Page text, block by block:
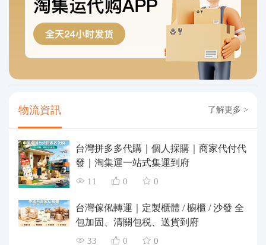
物流資訊 了解更多 >
台灣拼多多代購｜個人採購｜商家代付代
發｜淘集運一站式集運到府
11 0 0
台灣傢俬轉運｜定製櫃體 / 櫥櫃 / 沙發 全
包加固、清關包税、送貨到府
33 0 0